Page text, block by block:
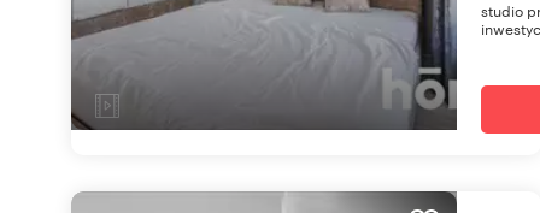
studio